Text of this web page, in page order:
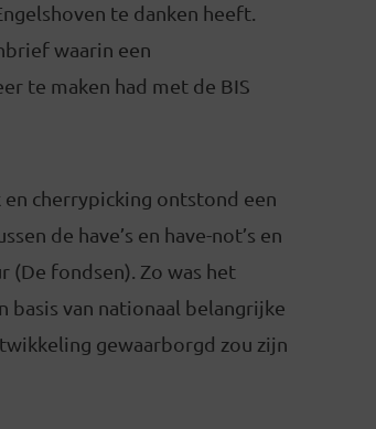
te danken heeft.
waarin een
te maken had met de BIS
cherrypicking ontstond een
de have’s en have-not’s en
(De fondsen). Zo was het
van nationaal belangrijke
gewaarborgd zou zijn